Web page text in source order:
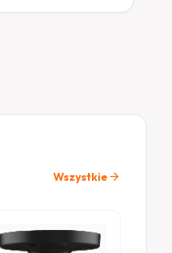
Wszystkie arrow_forward